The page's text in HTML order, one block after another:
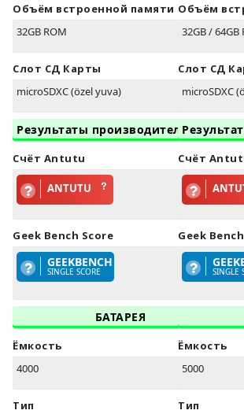
Объём встроенной памяти
32GB ROM
Слот СД Карты
microSDXC (özel yuva)
Результаты производительности
Счёт Antutu
ANTUTU
Geek Bench Score
GEEKBENCH
SINGLE SCORE
БАТАРЕЯ
Ёмкость
4000
Тип
Объём
32GB / 64GB
Слот СД
microSDXC
Счёт
Geek
SINGLE
Ёмкость
5000
Тип